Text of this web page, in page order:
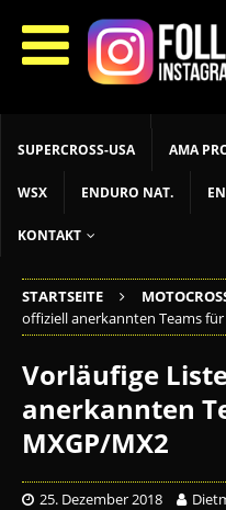
START LIVETIMING
MX WOMEN MXGP
SUPERCROSS-USA AMA
WSX ENDURO NAT.
KONTAKT
STARTSEITE
offiziell anerkannten Teams für
Vorläufige
anerkannten
MXGP/MX2
25. Dezember 2018